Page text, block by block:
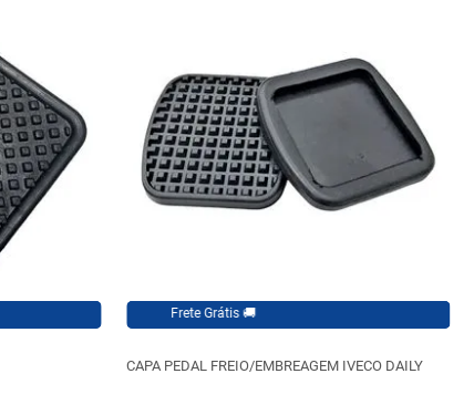
Frete Grátis 🚚
CAPA PEDAL FREIO/EMBREAGEM IVECO DAILY